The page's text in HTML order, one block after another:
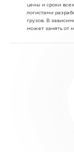
цены и сроки
логистами
грузов. В
может занять от